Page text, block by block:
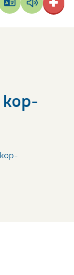
Pagina
vertalen
Pagina
voorlezen